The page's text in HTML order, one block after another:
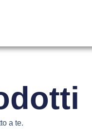
a te.